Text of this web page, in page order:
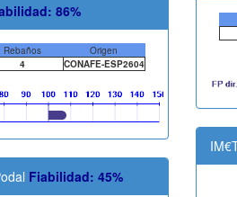
86%
Rebaños
Origen
4 CONAFE-ESP2604
Fiabilidad: 45%